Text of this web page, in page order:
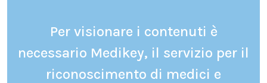
Per visionare i contenuti è
necessario Medikey, il servizio per il
riconoscimento di medici e